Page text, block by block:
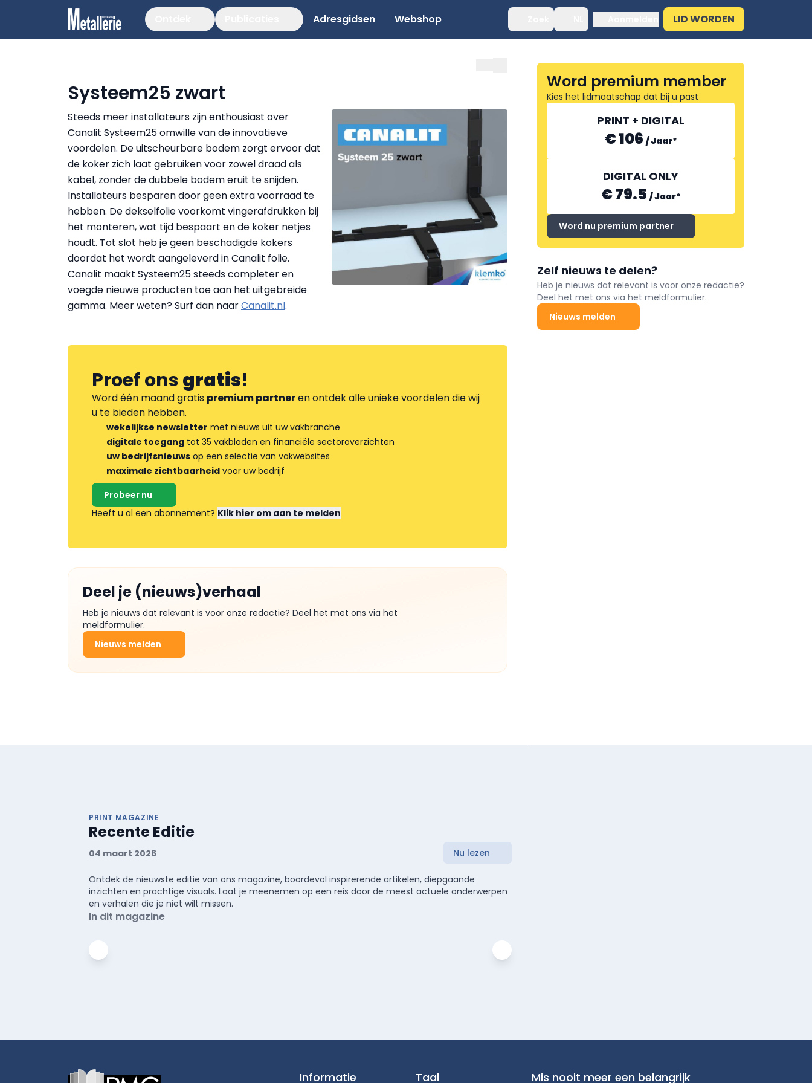
Adresgidsen Webshop LID WORDEN
Systeem25 zwart
Steeds meer installateurs zijn enthousiast over
Canalit Systeem25 omwille van de innovatieve
voordelen. De uitscheurbare bodem zorgt ervoor dat
de koker zich laat gebruiken voor zowel draad als
kabel, zonder de dubbele bodem eruit te snijden.
Installateurs besparen door geen extra voorraad te
hebben. De dekselfolie voorkomt vingerafdrukken bij
het monteren, wat tijd bespaart en de koker netjes
houdt. Tot slot heb je geen beschadigde kokers
doordat het wordt aangeleverd in Canalit folie.
Canalit maakt Systeem25 steeds completer en
voegde nieuwe producten toe aan het uitgebreide
gamma. Meer weten? Surf dan naarCanalit.nl.
Proef onsgratis!
Word één maand gratis premium partneren ontdek alle unieke voordelen die wij
u te bieden hebben.
wekelijkse newsletter met nieuws uit uw vakbranche
digitale toegang tot 35 vakbladen en financiële sectoroverzichten
uw bedrijfsnieuws op een selectie van vakwebsites
maximale zichtbaarheid voor uw bedrijf
Probeer nu
Heeft u al een abonnement? Klik hier om aan te melden
Deel je (nieuws)verhaal
Heb je nieuws dat relevant is voor onze redactie? Deel het met ons via het
meldformulier.
Nieuws melden
Word premium member
Kies het lidmaatschap dat bij u past
PRINT + DIGITAL
€ 106 /Jaar*
DIGITAL ONLY
€ 79.5 /Jaar*
Word nu premium partner
Zelf nieuws te delen?
Heb je nieuws dat relevant is voor onze redactie?
Deel het met ons via het meldformulier.
Nieuws melden
PRINT MAGAZINE
Recente Editie
04 maart 2026 Nu lezen
Ontdek de nieuwste editie van ons magazine, boordevol inspirerende artikelen, diepgaande
inzichten en prachtige visuals. Laat je meenemen op een reis door de meest actuele onderwerpen
en verhalen die je niet wilt missen.
In dit magazine
Informatie Taal Mis nooit meer een belangrijk